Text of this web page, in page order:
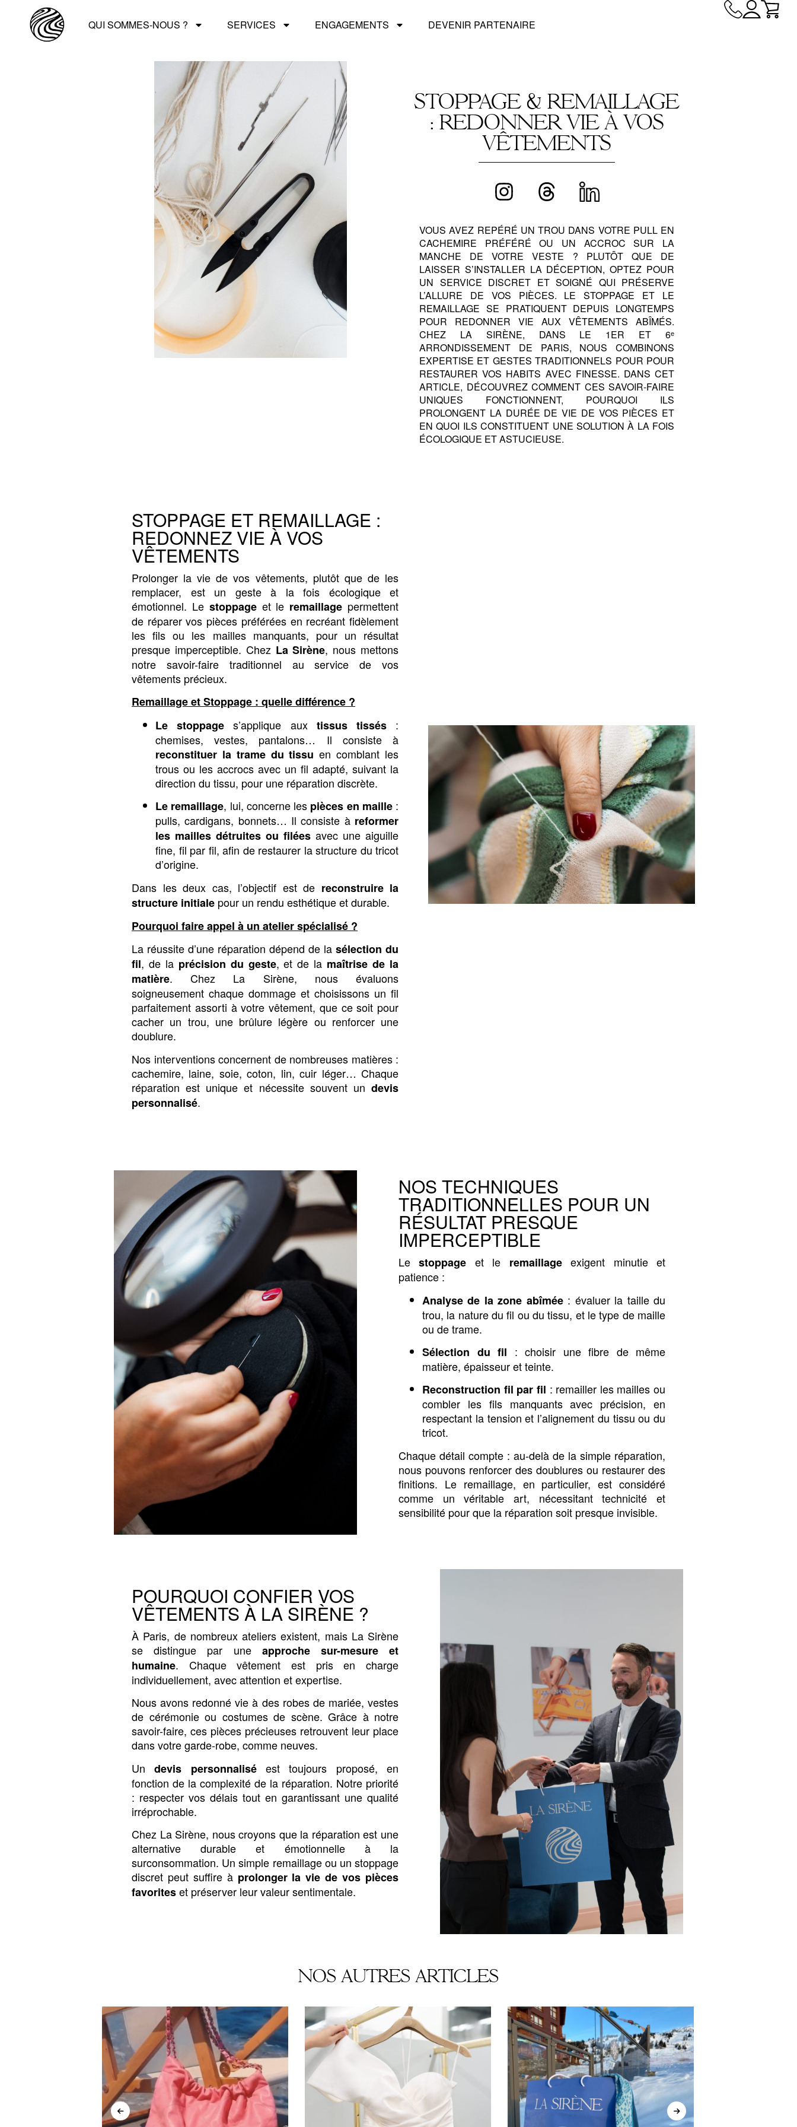
QUI SOMMES-NOUS ? SERVICES ENGAGEMENTS DEVENIR PARTENAIRE
STOPPAGE & REMAILLAGE
: REDONNER VIE À VOS
VÊTEMENTS
VOUS AVEZ REPÉRÉ UN TROU DANS VOTRE PULL EN
CACHEMIRE PRÉFÉRÉ OU UN ACCROC SUR LA
MANCHE DE VOTRE VESTE ? PLUTÔT QUE DE
LAISSER S’INSTALLER LA DÉCEPTION, OPTEZ POUR
UN SERVICE DISCRET ET SOIGNÉ QUI PRÉSERVE
L’ALLURE DE VOS PIÈCES. LE STOPPAGE ET LE
REMAILLAGE SE PRATIQUENT DEPUIS LONGTEMPS
POUR REDONNER VIE AUX VÊTEMENTS ABÎMÉS.
CHEZ LA SIRÈNE, DANS LE 1ER ET 6ᵉ
ARRONDISSEMENT DE PARIS, NOUS COMBINONS
EXPERTISE ET GESTES TRADITIONNELS POUR POUR
RESTAURER VOS HABITS AVEC FINESSE. DANS CET
ARTICLE, DÉCOUVREZ COMMENT CES SAVOIR-FAIRE
UNIQUES FONCTIONNENT, POURQUOI ILS
PROLONGENT LA DURÉE DE VIE DE VOS PIÈCES ET
EN QUOI ILS CONSTITUENT UNE SOLUTION À LA FOIS
ÉCOLOGIQUE ET ASTUCIEUSE.
STOPPAGE ET REMAILLAGE :
REDONNEZ VIE À VOS
VÊTEMENTS
Prolonger la vie de vos vêtements, plutôt que de les
remplacer, est un geste à la fois écologique et
émotionnel. Le stoppageet le remaillage permettent
de réparer vos pièces préférées en recréant fidèlement
les fils ou les mailles manquants, pour un résultat
presque imperceptible. Chez La Sirène, nous mettons
notre savoir-faire traditionnel au service de vos
vêtements précieux.
Remaillage et Stoppage : quelle différence ?
Le stoppage s’applique aux tissus tissés:
chemises, vestes, pantalons… Il consiste à
reconstituer la trame du tissu en comblant les
trous ou les accrocs avec un fil adapté, suivant la
direction du tissu, pour une réparation discrète.
Le remaillage, lui, concerne les pièces en maille:
pulls, cardigans, bonnets… Il consiste à reformer
les mailles détruites ou filées avec une aiguille
fine, fil par fil, afin de restaurer la structure du tricot
d’origine.
Dans les deux cas, l’objectif est de reconstruire la
structure initiale pour un rendu esthétique et durable.
Pourquoi faire appel à un atelier spécialisé ?
La réussite d’une réparation dépend de la sélection du
fil, de la précision du geste, et de la maîtrise de la
matière. Chez La Sirène, nous évaluons
soigneusement chaque dommage et choisissons un fil
parfaitement assorti à votre vêtement, que ce soit pour
cacher un trou, une brûlure légère ou renforcer une
doublure.
Nos interventions concernent de nombreuses matières :
cachemire, laine, soie, coton, lin, cuir léger… Chaque
réparation est unique et nécessite souvent un devis
personnalisé.
Lestoppage et le remaillageexigent minutie et
patience :
Analyse de la zone abîmée: évaluer la taille du
trou, la nature du fil ou du tissu, et le type de maille
ou de trame.
Sélection du fil : choisir une fibre de même
matière, épaisseur et teinte.
Reconstruction fil par fil : remailler les mailles ou
combler les fils manquants avec précision, en
respectant la tension et l’alignement du tissu ou du
tricot.
Chaque détail compte : au-delà de la simple réparation,
nous pouvons renforcer des doublures ou restaurer des
finitions. Le remaillage, en particulier, est considéré
comme un véritable art, nécessitant technicité et
sensibilité pour que la réparation soit presque invisible.
NOS TECHNIQUES
TRADITIONNELLES POUR UN
RÉSULTAT PRESQUE
IMPERCEPTIBLE
POURQUOI CONFIER VOS
VÊTEMENTS À LA SIRÈNE ?
À Paris, de nombreux ateliers existent, mais La Sirène
se distingue par une approche sur-mesure et
humaine. Chaque vêtement est pris en charge
individuellement, avec attention et expertise.
Nous avons redonné vie à des robes de mariée, vestes
de cérémonie ou costumes de scène. Grâce à notre
savoir-faire, ces pièces précieuses retrouvent leur place
dans votre garde-robe, comme neuves.
Undevis personnaliséest toujours proposé, en
fonction de la complexité de la réparation. Notre priorité
: respecter vos délais tout en garantissant une qualité
irréprochable.
Chez La Sirène, nous croyons que la réparation est une
alternative durable et émotionnelle à la
surconsommation. Un simple remaillage ou un stoppage
discret peut suffire à prolonger la vie de vos pièces
favoriteset préserver leur valeur sentimentale.
NOS AUTRES ARTICLES